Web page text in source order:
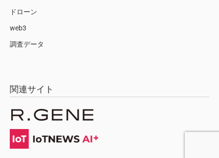
ドローン
web3
調査データ
関連サイト